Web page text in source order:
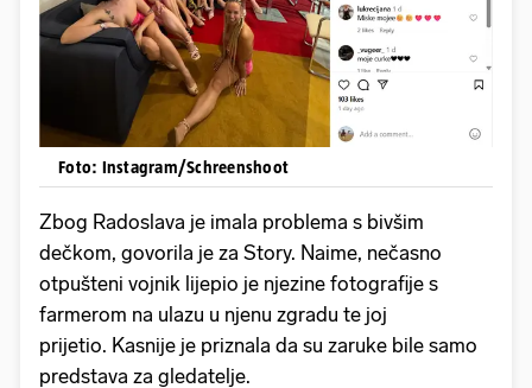
Foto: Instagram/Schreenshoot
Zbog Radoslava je imala problema s bivšim
dečkom, govorila je za Story. Naime, nečasno
otpušteni vojnik lijepio je njezine fotografije s
farmerom na ulazu u njenu zgradu te joj
prijetio. Kasnije je priznala da su zaruke bile samo
predstava za gledatelje.